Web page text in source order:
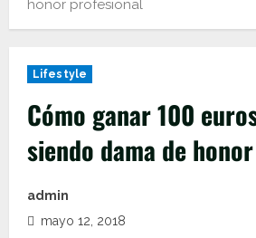
honor profesional
Lifestyle
Cómo ganar 100
siendo dama de
admin
mayo 12, 2018